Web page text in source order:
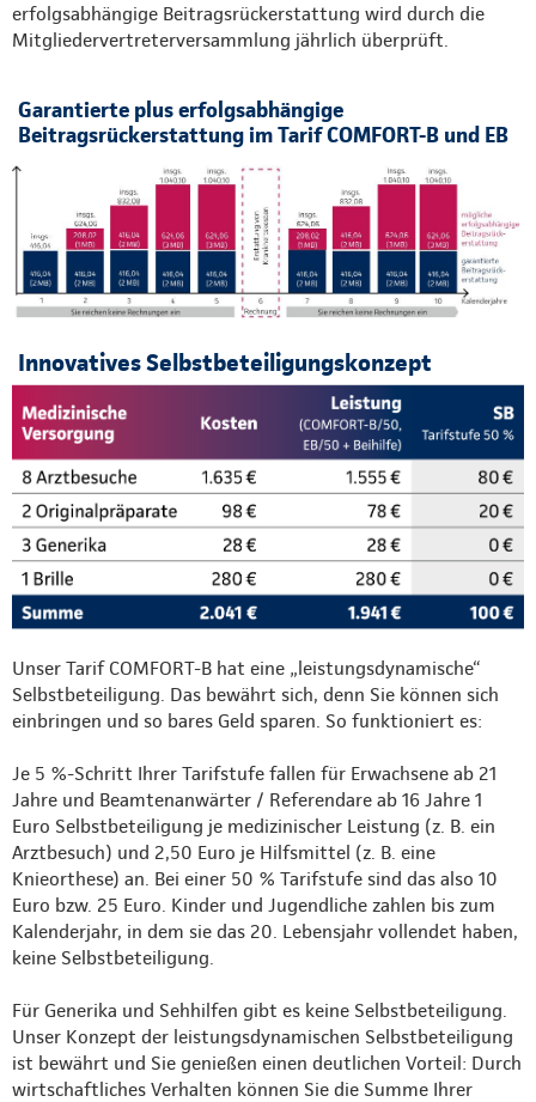
erfolgsabhängige Beitragsrückerstattung wird durch die
Mitgliedervertreterversammlung jährlich überprüft.
Garantierte plus erfolgsabhängige
Beitragsrückerstattung im Tarif COMFORT-B und EB
Innovatives Selbstbeteiligungskonzept
Unser Tarif COMFORT-B hat eine „leistungsdynamische“
Selbstbeteiligung. Das bewährt sich, denn Sie können sich
einbringen und so bares Geld sparen. So funktioniert es:
Je 5 %-Schritt Ihrer Tarifstufe fallen für Erwachsene ab 21
Jahre und Beamtenanwärter / Referendare ab 16 Jahre 1
Euro Selbstbeteiligung je medizinischer Leistung (z. B. ein
Arztbesuch) und 2,50 Euro je Hilfsmittel (z. B. eine
Knieorthese) an. Bei einer 50 % Tarifstufe sind das also 10
Euro bzw. 25 Euro. Kinder und Jugendliche zahlen bis zum
Kalenderjahr, in dem sie das 20. Lebensjahr vollendet haben,
keine Selbstbeteiligung.
Für Generika und Sehhilfen gibt es keine Selbstbeteiligung.
Unser Konzept der leistungsdynamischen Selbstbeteiligung
ist bewährt und Sie genießen einen deutlichen Vorteil: Durch
wirtschaftliches Verhalten können Sie die Summe Ihrer